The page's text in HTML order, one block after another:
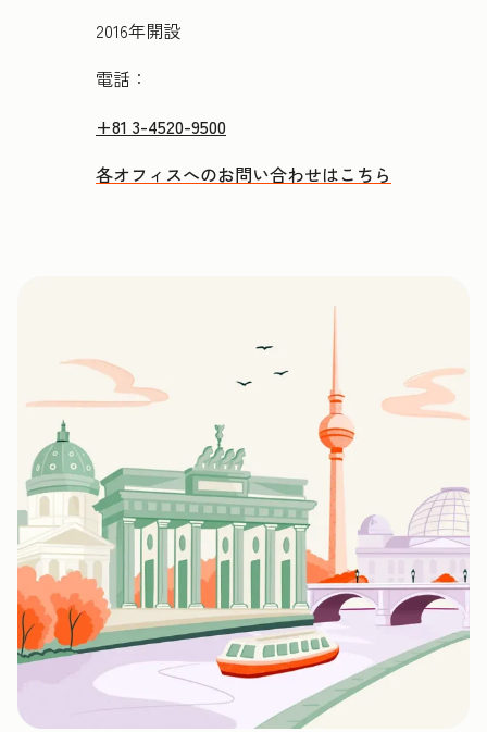
2016年開設
電話：
+81 3-4520-9500
各オフィスへのお問い合わせはこちら